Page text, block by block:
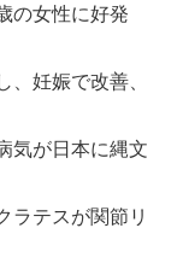
の女性に好発
妊娠で改善、
気が日本に縄文
ラテスが関節リ